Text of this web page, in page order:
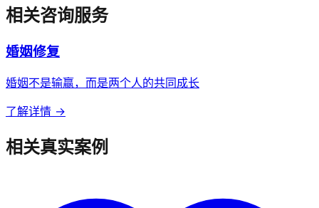
相关咨询服务
婚姻修复
婚姻不是输赢，而是两个人的共同成长
了解详情 →
相关真实案例